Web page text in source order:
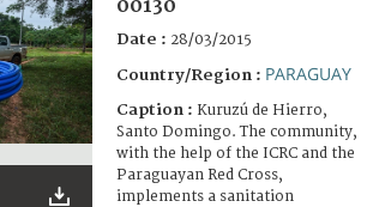
00130
Date : 28/03/2015
Country/Region : PARAGUAY
Caption : Kuruzú de Hierro,
Santo Domingo. The community,
with the help of the ICRC and the
Paraguayan Red Cross,
implements a sanitation